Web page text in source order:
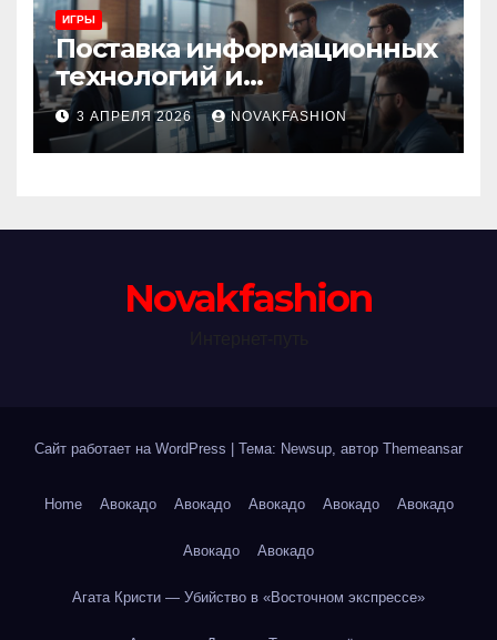
ИГРЫ
Поставка информационных
технологий и
инновационные решения
3 АПРЕЛЯ 2026 NOVAKFASHION
Novakfashion
Сайт работает на WordPress Тема: Newsup, автор Themeansar
Home Авокадо Авокадо Авокадо Авокадо Авокадо
Авокадо Авокадо
Агата Кристи — Убийство в «Восточном экспрессе»